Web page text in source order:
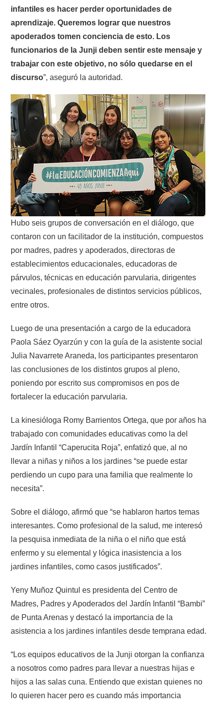
infantiles es hacer perder oportunidades de
aprendizaje. Queremos lograr que nuestros
apoderados tomen conciencia de esto. Los
funcionarios de la Junji deben sentir este mensaje y
trabajar con este objetivo, no sólo quedarse en el
discurso”, aseguró la autoridad.
Hubo seis grupos de conversación en el diálogo, que
contaron con un facilitador de la institución, compuestos
por madres, padres y apoderados, directoras de
establecimientos educacionales, educadoras de
párvulos, técnicas en educación parvularia, dirigentes
vecinales, profesionales de distintos servicios públicos,
entre otros.
Luego de una presentación a cargo de la educadora
Paola Sáez Oyarzún y con la guía de la asistente social
Julia Navarrete Araneda, los participantes presentaron
las conclusiones de los distintos grupos al pleno,
poniendo por escrito sus compromisos en pos de
fortalecer la educación parvularia.
La kinesióloga Romy Barrientos Ortega, que por años ha
trabajado con comunidades educativas como la del
Jardín Infantil “Caperucita Roja”, enfatizó que, al no
llevar a niñas y niños a los jardines “se puede estar
perdiendo un cupo para una familia que realmente lo
necesita”.
Sobre el diálogo, afirmó que “se hablaron hartos temas
interesantes. Como profesional de la salud, me interesó
la pesquisa inmediata de la niña o el niño que está
enfermo y su elemental y lógica inasistencia a los
jardines infantiles, como casos justificados”.
Yeny Muñoz Quintul es presidenta del Centro de
Madres, Padres y Apoderados del Jardín Infantil “Bambi”
de Punta Arenas y destacó la importancia de la
asistencia a los jardines infantiles desde temprana edad.
“Los equipos educativos de la Junji otorgan la confianza
a nosotros como padres para llevar a nuestras hijas e
hijos a las salas cuna. Entiendo que existan quienes no
lo quieren hacer pero es cuando más importancia